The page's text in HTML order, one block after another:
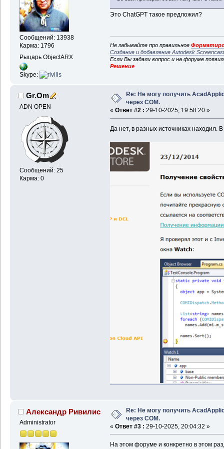
<Reference
</Reference>
</ItemGroup>
</Project>
Сообщений: 13938
Карма: 1796
Рыцарь ObjectARX
Skype:
Это ChatGPT такое предложил?
Не забывайте про правильное
Создание и добавление Autodesk
Если Вы задали вопрос и на форуме
Решение
Gr.Om
ADN OPEN
Сообщений: 25
Карма: 0
Re: Не могу получить
через COM.
« Ответ #2 : 29-10-2025, 19:58:20 »
Да нет, в разных источниках находил.
Александр Ривилис
Administrator
Re: Не могу получить
через COM.
« Ответ #3 : 29-10-2025, 20:04:32 »
На этом форуме и конкретно в этом